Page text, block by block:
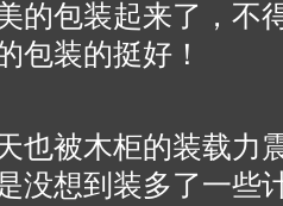
的包装起来了，不
包装的挺好！
也被木柜的装载力
没想到装多了一些